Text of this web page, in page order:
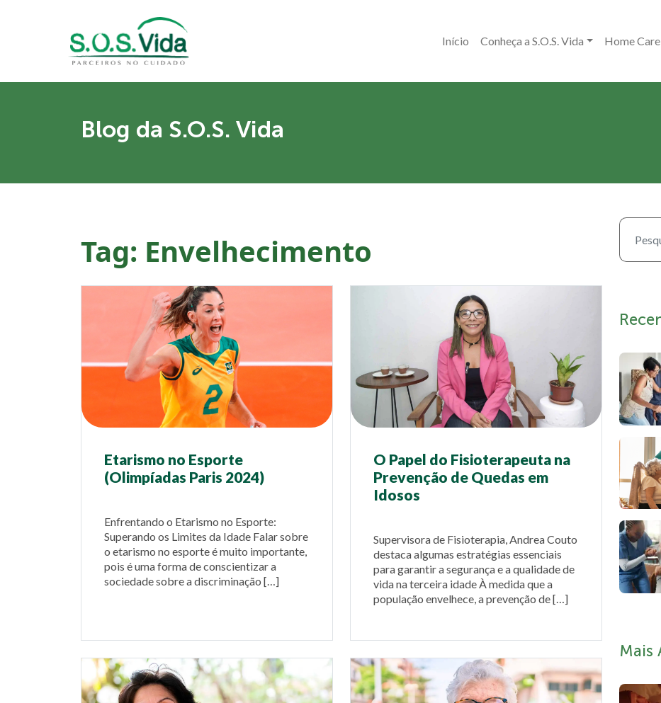
Início Conheça a S.O.S. Vida Home Care
Blog da S.O.S. Vida
Tag: Envelhecimento
Etarismo no Esporte
(Olimpíadas Paris 2024)
Enfrentando o Etarismo no Esporte:
Superando os Limites da Idade Falar sobre
o etarismo no esporte é muito importante,
pois é uma forma de conscientizar a
sociedade sobre a discriminação […]
O Papel do Fisioterapeuta na
Prevenção de Quedas em
Idosos
Supervisora de Fisioterapia, Andrea Couto
destaca algumas estratégias essenciais
para garantir a segurança e a qualidade de
vida na terceira idade À medida que a
população envelhece, a prevenção de […]
Mais